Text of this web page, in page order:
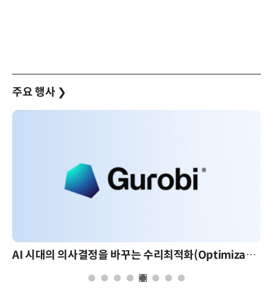
주요 행사 ❯
AI 시대의 의사결정을 바꾸는 수리최적화(Optimization): 실제 산업 적용 사례와 활용 전략